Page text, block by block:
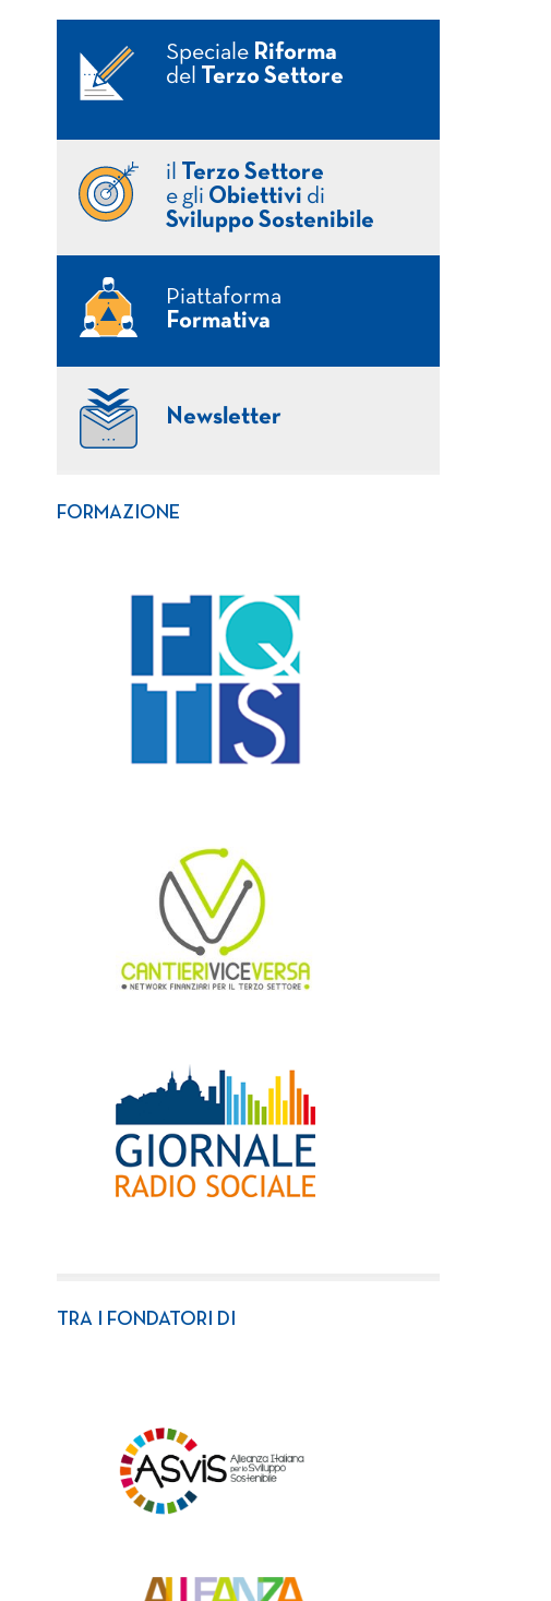
Speciale Riforma
del
Terzo Settore
il
Terzo Settore
e gli Obiettivi di
Sviluppo Sostenibile
Piattaforma
Formativa
Newsletter
FORMAZIONE
TRA I FONDATORI DI